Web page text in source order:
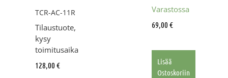
TCR-AC-11R
Tilaustuote,
kysy
toimitusaika
128,00 €
Varastossa
69,00 €
Lisää
Ostoskoriin